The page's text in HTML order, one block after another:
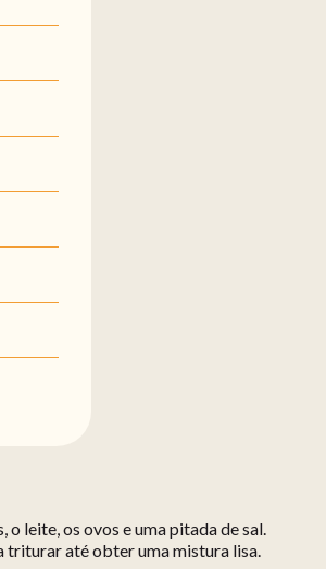
leite, os ovos e uma pitada de sal.
triturar até obter uma mistura lisa.